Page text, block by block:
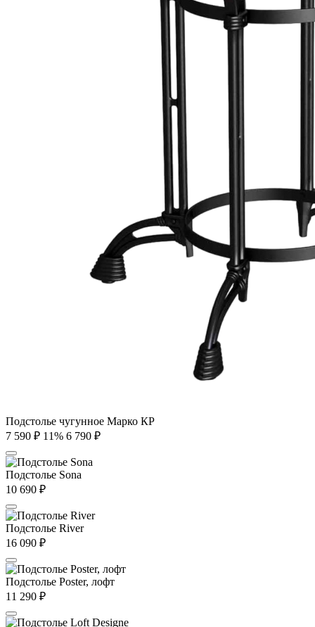
Подстолье чугунное Марко КР
7 590 ₽ 11% 6 790 ₽
Подстолье Sona
10 690 ₽
Подстолье River
16 090 ₽
Подстолье Poster, лофт
11 290 ₽